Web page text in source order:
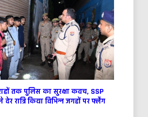
तक पुलिस का सुरक्षा कवच, SSP
रात्रि किया विभिन्न जगहों पर फ्लैग